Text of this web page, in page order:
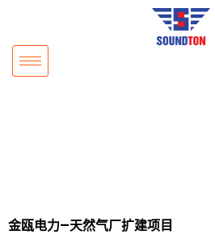
金瓯电力—天然气厂扩建项目